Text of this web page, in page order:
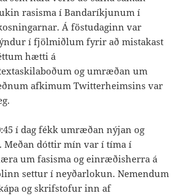
rasisma í Bandaríkjunum í
Á föstudaginn var
í fjölmiðlum fyrir að mistakast
hætti á
og umræðan um
afkimum Twitterheimsins var
í dag fékk umræðan nýjan og
dóttir mín var í tíma í
um fasisma og einræðisherra á
settur í neyðarlokun. Nemendum
og skrifstofur inn af